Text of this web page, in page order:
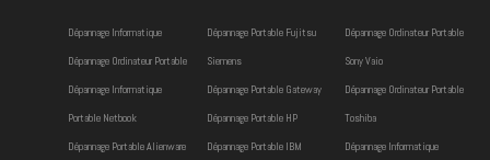
Dépannage Informatique
Dépannage Ordinateur Portable
Dépannage Informatique
Portable Netbook
Dépannage Portable Alienware
Dépannage Portable Fujitsu
Siemens
Dépannage Portable Gateway
Dépannage Portable HP
Dépannage Portable IBM
Dépannage Ordinateur Portable
Sony Vaio
Dépannage Ordinateur Portable
Toshiba
Dépannage Informatique